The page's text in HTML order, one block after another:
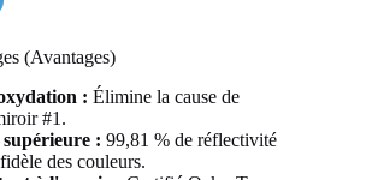
(Avantages)
: Élimine la cause de
#1.
: 99,81 % de réflectivité
des couleurs.